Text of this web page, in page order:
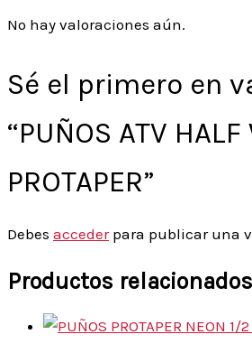
No hay valoraciones aún.
Sé el primero en
“PUÑOS ATV HALF
PROTAPER”
Debes accederpara publicar una
Productos relacionados